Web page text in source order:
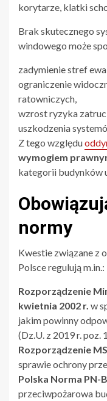
korytarze, klatki
Brak skutecznego
windowego może
zadymienie stref
ograniczenie
ratowniczych,
wzrost ryzyka
uszkodzenia
Z tego względu
wymogiem
kategorii budynków
normy
Kwestie związane z
Polsce regulują m.in.:
Rozporządzenie
kwietnia 2002 r. w
jakim powinny
(Dz.U. z 2019 r. poz.
Rozporządzenie
sprawie ochrony
Polska Norma PN-
przeciwpożarowa